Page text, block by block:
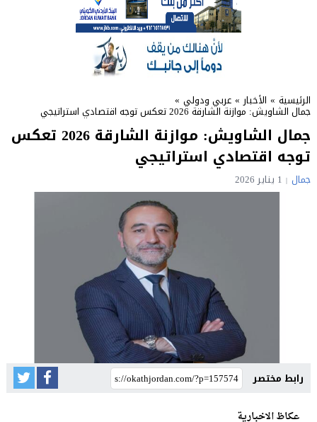
الرئيسية » الأخبار » عربي ودولي »
جمال الشاويش: موازنة الشارقة 2026 تعكس توجه اقتصادي استراتيجي
جمال الشاويش: موازنة الشارقة 2026 تعكس
توجه اقتصادي استراتيجي
جمال 1 يناير 2026
رابط مختصر
عكاظ الاخبارية